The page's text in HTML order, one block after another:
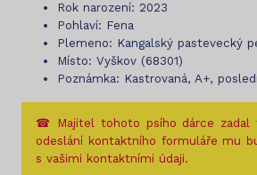
Rok narození: 2023
Pohlaví: Fena
Plemeno: Kangalský pastevecký
Místo: Vyškov (68301)
Poznámka: Kastrovaná, A+,
☎ Majitel tohoto psího dárce zadal
odeslání kontaktního formuláře mu
s vašimi kontaktními údaji.